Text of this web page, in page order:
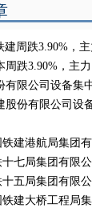
周跌3.90%，
周跌3.90%，主
有限公司设备集
股份有限公司设
建港航局集团
七局集团有限
五局集团有限
建大桥工程局